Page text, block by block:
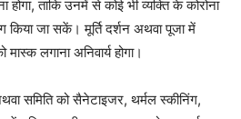
होगा, ताकि उनमें से कोई भी व्यक्ति के कोरोना
किया जा सकें। मूर्ति दर्शन अथवा पूजा में
मास्क लगाना अनिवार्य होगा।
समिति को सैनेटाइजर, थर्मल स्कीनिंग,